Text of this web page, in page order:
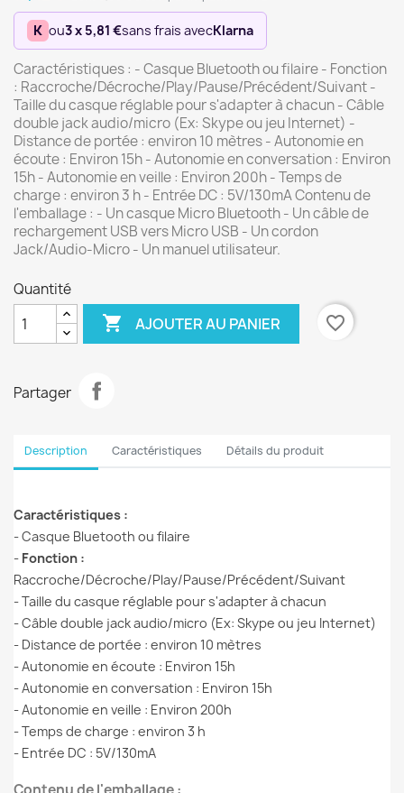
K ou3 x 5,81 €sans frais avecKlarna
Caractéristiques : - Casque Bluetooth ou filaire - Fonction
: Raccroche/Décroche/Play/Pause/Précédent/Suivant -
Taille du casque réglable pour s'adapter à chacun - Câble
double jack audio/micro (Ex: Skype ou jeu Internet) -
Distance de portée : environ 10 mètres - Autonomie en
écoute : Environ 15h - Autonomie en conversation : Environ
15h - Autonomie en veille : Environ 200h - Temps de
charge : environ 3 h - Entrée DC : 5V/130mA Contenu de
l'emballage : - Un casque Micro Bluetooth - Un câble de
rechargement USB vers Micro USB - Un cordon
Jack/Audio-Micro - Un manuel utilisateur.
Quantité
 AJOUTER AU PANIER favorite_border
Partager
Description Caractéristiques Détails du produit
Caractéristiques :
- Casque Bluetooth ou filaire
- Fonction :
Raccroche/Décroche/Play/Pause/Précédent/Suivant
- Taille du casque réglable pour s'adapter à chacun
- Câble double jack audio/micro (Ex: Skype ou jeu Internet)
- Distance de portée : environ 10 mètres
- Autonomie en écoute : Environ 15h
- Autonomie en conversation : Environ 15h
- Autonomie en veille : Environ 200h
- Temps de charge : environ 3 h
- Entrée DC : 5V/130mA